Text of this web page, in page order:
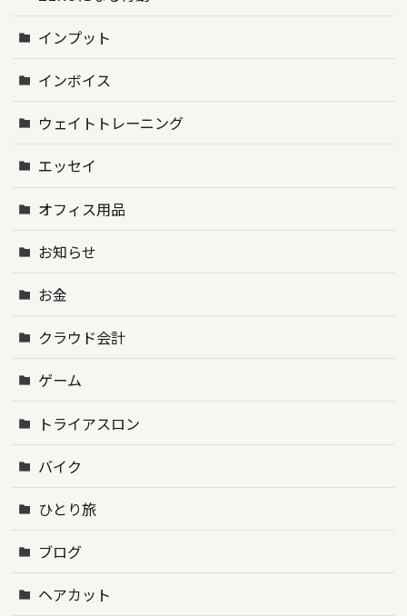
インプット
インボイス
ウェイトトレーニング
エッセイ
オフィス用品
お知らせ
お金
クラウド会計
ゲーム
トライアスロン
バイク
ひとり旅
ブログ
ヘアカット